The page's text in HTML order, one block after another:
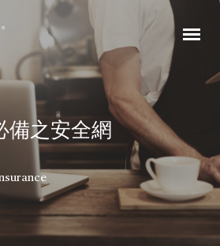
備之安全網